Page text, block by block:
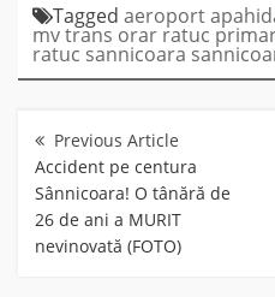
Tagged aeroport
mv trans orar ratuc
ratuc sannicoara
articole
Accident pe centura
Sânnicoara! O tânără de
26 de ani a MURIT
nevinovată (FOTO)